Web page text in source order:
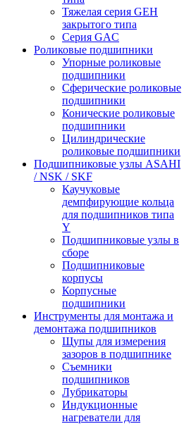
Тяжелая серия GEH
закрытого типа
Серия GAC
Роликовые подшипники
Упорные роликовые
подшипники
Сферические роликовые
подшипники
Конические роликовые
подшипники
Цилиндрические
роликовые подшипники
Подшипниковые узлы ASAHI
/ NSK / SKF
Каучуковые
демпфирующие кольца
для подшипников типа
Y
Подшипниковые узлы в
сборе
Подшипниковые
корпусы
Корпусные
подшипники
Инструменты для монтажа и
демонтажа подшипников
Щупы для измерения
зазоров в подшипнике
Съемники
подшипников
Лубрикаторы
Индукционные
нагреватели для